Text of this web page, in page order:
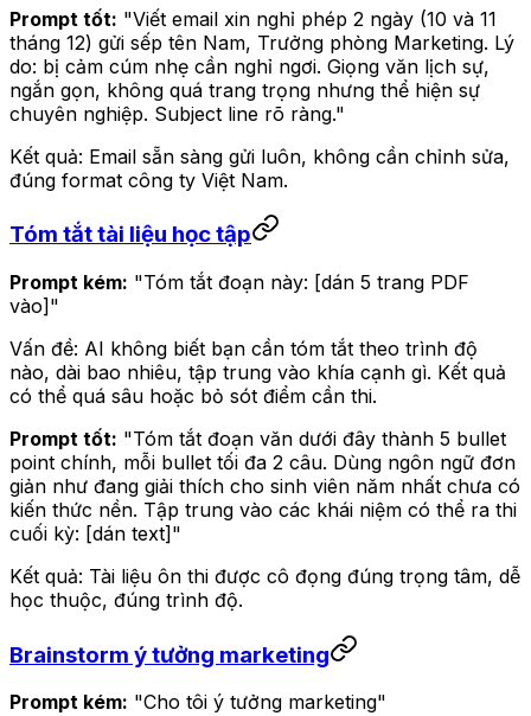
Prompt tốt: "Viết email xin nghỉ phép 2 ngày (10 và 11
tháng 12) gửi sếp tên Nam, Trưởng phòng Marketing. Lý
do: bị cảm cúm nhẹ cần nghỉ ngơi. Giọng văn lịch sự,
ngắn gọn, không quá trang trọng nhưng thể hiện sự
chuyên nghiệp. Subject line rõ ràng."
Kết quả: Email sẵn sàng gửi luôn, không cần chỉnh sửa,
đúng format công ty Việt Nam.
Tóm tắt tài liệu học tập
Prompt kém: "Tóm tắt đoạn này: [dán 5 trang PDF
vào]"
Vấn đề: AI không biết bạn cần tóm tắt theo trình độ
nào, dài bao nhiêu, tập trung vào khía cạnh gì. Kết quả
có thể quá sâu hoặc bỏ sót điểm cần thi.
Prompt tốt: "Tóm tắt đoạn văn dưới đây thành 5 bullet
point chính, mỗi bullet tối đa 2 câu. Dùng ngôn ngữ đơn
giản như đang giải thích cho sinh viên năm nhất chưa có
kiến thức nền. Tập trung vào các khái niệm có thể ra thi
cuối kỳ: [dán text]"
Kết quả: Tài liệu ôn thi được cô đọng đúng trọng tâm, dễ
học thuộc, đúng trình độ.
Brainstorm ý tưởng marketing
Prompt kém: "Cho tôi ý tưởng marketing"